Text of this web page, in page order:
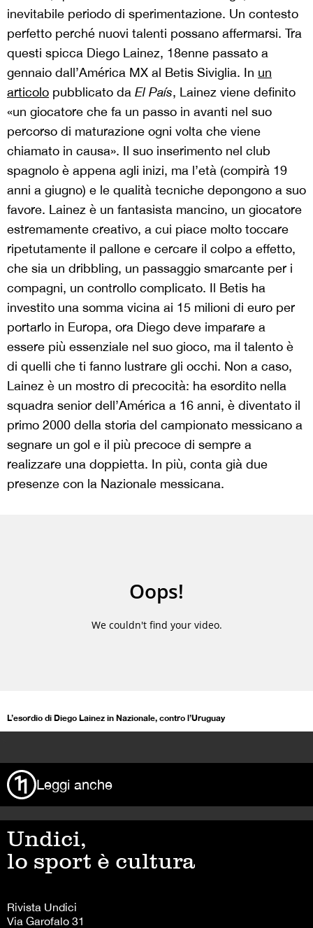
inevitabile periodo di sperimentazione. Un contesto
perfetto perché nuovi talenti possano affermarsi. Tra
questi spicca Diego Lainez, 18enne passato a
gennaio dall’América MX al Betis Siviglia. In un
articolo pubblicato da El País, Lainez viene definito
«un giocatore che fa un passo in avanti nel suo
percorso di maturazione ogni volta che viene
chiamato in causa». Il suo inserimento nel club
spagnolo è appena agli inizi, ma l’età (compirà 19
anni a giugno) e le qualità tecniche depongono a suo
favore. Lainez è un fantasista mancino, un giocatore
estremamente creativo, a cui piace molto toccare
ripetutamente il pallone e cercare il colpo a effetto,
che sia un dribbling, un passaggio smarcante per i
compagni, un controllo complicato. Il Betis ha
investito una somma vicina ai 15 milioni di euro per
portarlo in Europa, ora Diego deve imparare a
essere più essenziale nel suo gioco, ma il talento è
di quelli che ti fanno lustrare gli occhi. Non a caso,
Lainez è un mostro di precocità: ha esordito nella
squadra senior dell’América a 16 anni, è diventato il
primo 2000 della storia del campionato messicano a
segnare un gol e il più precoce di sempre a
realizzare una doppietta. In più, conta già due
presenze con la Nazionale messicana.
L’esordio di Diego Lainez in Nazionale, contro l’Uruguay
Leggi anche
Undici,
lo sport è cultura
Rivista Undici
Via Garofalo 31